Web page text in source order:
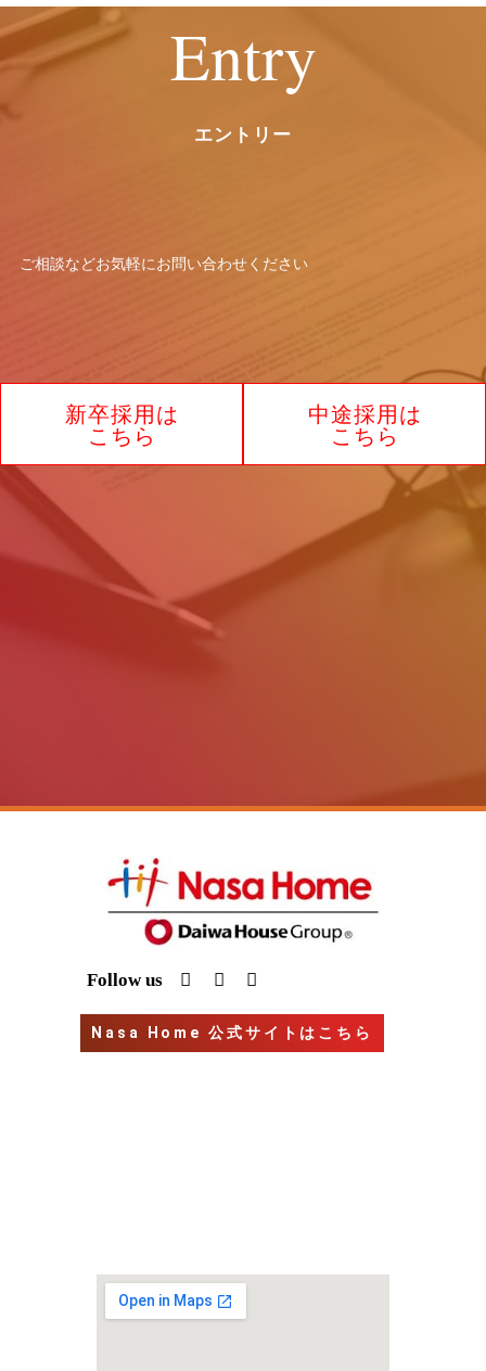
請求ができます。
お申し出は、以下の窓口にて受付けま
また、個々の選考・評価結果に関する情
報の開示には応じかねますので予めご了
お問合わせ窓口：林 智代
制定2025年7月1日
Entry
エントリー
ご相談などお気軽にお問い合わせください
新卒採用は
こちら
中途採用は
こちら
Follow us I
n
s
t
a
Y
o
u
t
u
G
o
o
g
l
Nasa Home 公式サイトはこちら